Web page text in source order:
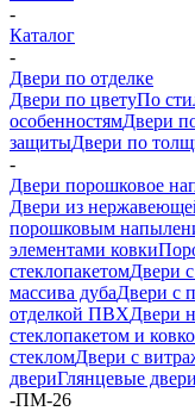
-
Каталог
-
Двери по отделке
Двери по цветуПо
особенностямДвери
защитыДвери по
-
Двери порошковое
Двери из
порошковым
элементами ковки
стеклопакетомДвери
массива дубаДвери с
отделкой ПВХДвери
стеклопакетом и
стекломДвери с
двериГлянцевые двери
-ПМ-26